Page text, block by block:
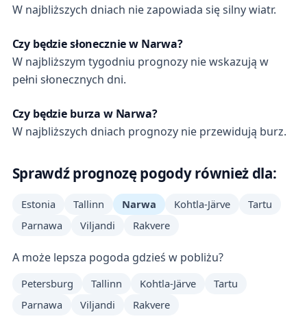
W najbliższych dniach nie zapowiada się silny wiatr.
Czy będzie słonecznie w Narwa?
W najbliższym tygodniu prognozy nie wskazują w
pełni słonecznych dni.
Czy będzie burza w Narwa?
W najbliższych dniach prognozy nie przewidują burz.
Sprawdź prognozę pogody również dla:
Estonia Tallinn Narwa Kohtla-Järve
Tartu
Parnawa
Viljandi Rakvere
A może lepsza pogoda gdzieś w pobliżu?
Petersburg Tallinn Kohtla-Järve
Tartu
Parnawa
Viljandi Rakvere